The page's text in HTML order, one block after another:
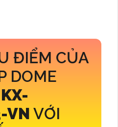
ĐIỂM CỦA
DOME
KX-
VN VỚI